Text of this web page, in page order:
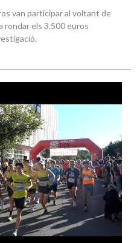
van participar al voltant de
rondar els 3.500 euros